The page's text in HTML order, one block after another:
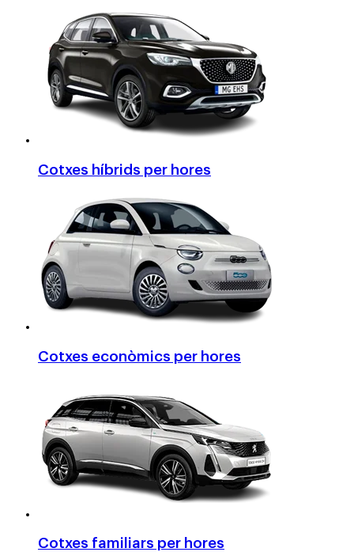
Cotxes híbrids per hores
Cotxes econòmics per hores
Cotxes familiars per hores